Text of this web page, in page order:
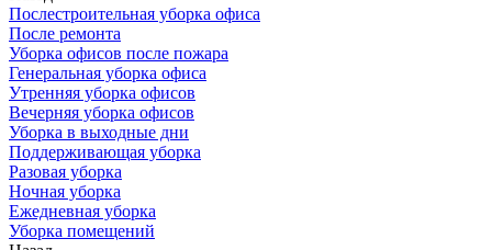
Послестроительная уборка офиса
После ремонта
Уборка офисов после пожара
Генеральная уборка офиса
Утренняя уборка офисов
Вечерняя уборка офисов
Уборка в выходные дни
Поддерживающая уборка
Разовая уборка
Ночная уборка
Ежедневная уборка
Уборка помещений